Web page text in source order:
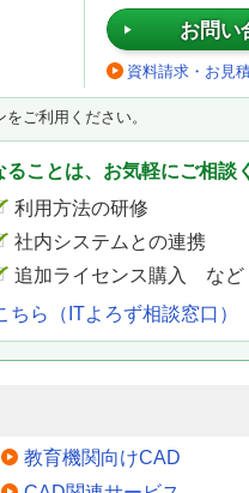
お問い
資料請求・お見
ご利用ください。
ことは、お気軽にご相談
利用方法の研修
社内システムとの連携
追加ライセンス購入 など
ら（ITよろず相談窓口）
教育機関向けCAD